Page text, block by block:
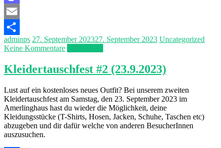
Mastodon
Email
Teilen
adminps 27. September 202327. September 2023 Uncategorized
Keine Kommentare
Kleidertauschfest #2 (23.9.2023)
Lust auf ein kostenloses neues Outfit? Bei unserem zweiten
Kleidertauschfest am Samstag, den 23. September 2023 im
Amerlinghaus hast du wieder die Möglichkeit, deine
Kleidungsstücke (T-Shirts, Hosen, Jacken, Schuhe, Taschen etc)
abzugeben und dir dafür welche von anderen BesucherInnen
auszusuchen.